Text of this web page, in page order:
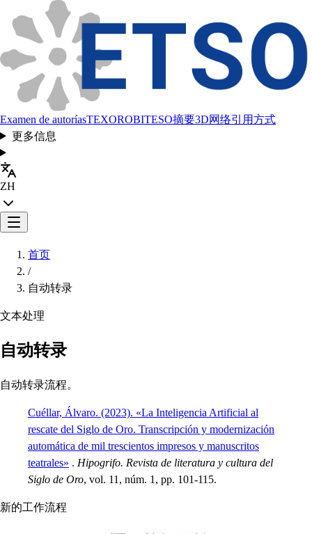
Examen de autoríasTEXOROBITESO摘要3D网络引用方式
更多信息
ZH
首页
/
自动转录
文本处理
自动转录
自动转录流程。
Cuéllar, Álvaro. (2023). «La Inteligencia Artificial al
rescate del Siglo de Oro. Transcripción y modernización
automática de mil trescientos impresos y manuscritos
teatrales» . Hipogrifo. Revista de literatura y cultura del
Siglo de Oro, vol. 11, núm. 1, pp. 101-115.
新的工作流程